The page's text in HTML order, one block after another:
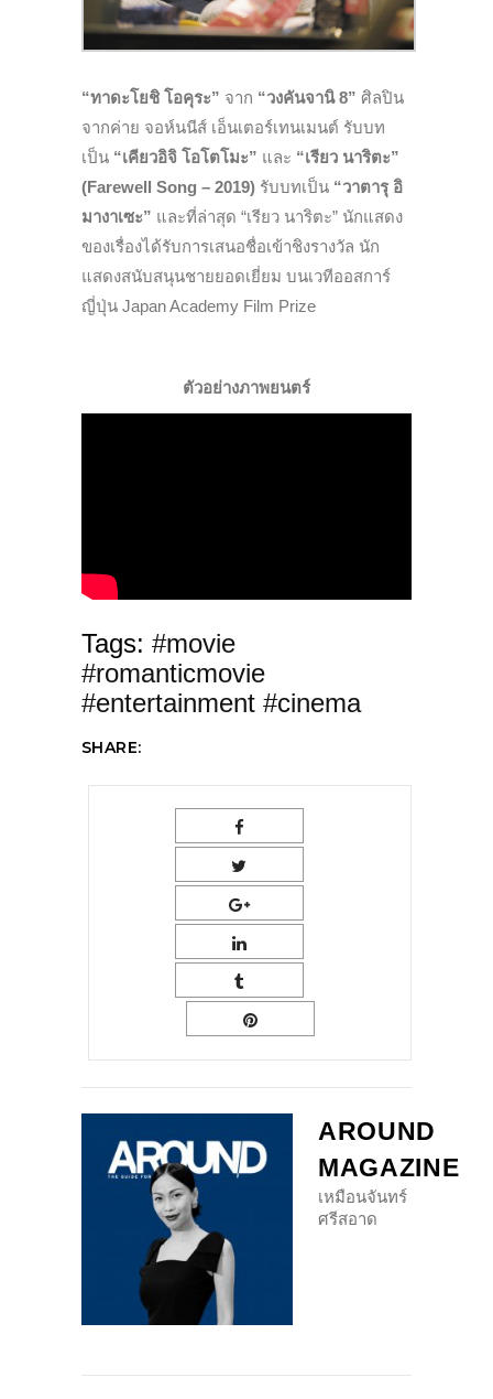
“ทาดะโยชิ โอคุระ” จาก “วงคันจานิ 8” ศิลปิน
จากค่าย จอห์นนีส์ เอ็นเตอร์เทนเมนต์ รับบท
เป็น “เคียวอิจิ โอโตโมะ” และ “เรียว นาริตะ”
(Farewell Song – 2019) รับบทเป็น “วาตารุ อิ
มางาเซะ” และที่ล่าสุด “เรียว นาริตะ” นักแสดง
ของเรื่องได้รับการเสนอชื่อเข้าชิงรางวัล นัก
แสดงสนับสนุนชายยอดเยี่ยม บนเวทีออสการ์
ญี่ปุ่น Japan Academy Film Prize
ตัวอย่างภาพยนตร์
Tags: #movie
#romanticmovie
#entertainment #cinema
SHARE:
AROUND
MAGAZINE
เหมือนจันทร์
ศรีสอาด